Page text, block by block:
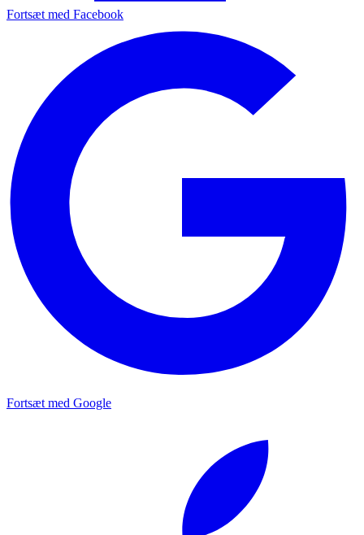
Fortsæt med Facebook
Fortsæt med Google